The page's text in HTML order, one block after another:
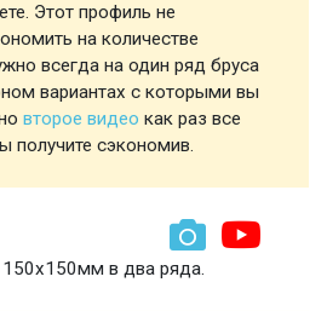
Этот профиль не
на количестве
всегда на один ряд бруса
вариантах с которыми вы
второе видео как раз все
получите сэкономив.
150х150мм в два ряда.